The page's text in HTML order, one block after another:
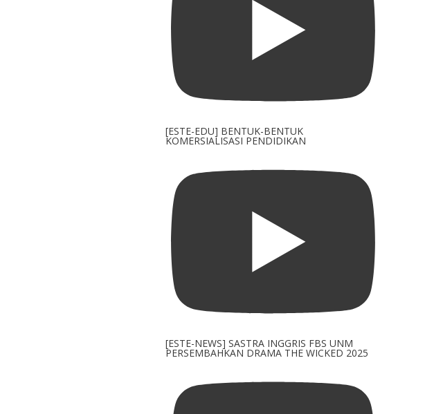
[ESTE-EDU] BENTUK-BENTUK
KOMERSIALISASI PENDIDIKAN
[ESTE-NEWS] SASTRA INGGRIS FBS UNM
PERSEMBAHKAN DRAMA THE WICKED 2025